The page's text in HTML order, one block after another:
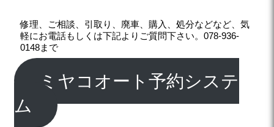
修理、ご相談、引取り、廃車、購入、処分などなど、気
軽にお電話もしくは下記よりご質問下さい。078-936-
0148まで
ミヤコオート予約システ
ム